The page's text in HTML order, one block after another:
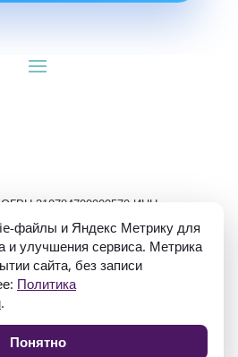
310784709900570 ИНН
конфиденциальности
персональных данных
файлы и Яндекс Метрику для
и улучшения сервиса. Метрика
сайта, без записи
Политика
.
Понятно